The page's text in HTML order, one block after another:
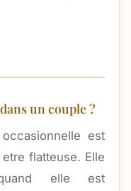
un couple ?
est
flatteuse. Elle
elle est